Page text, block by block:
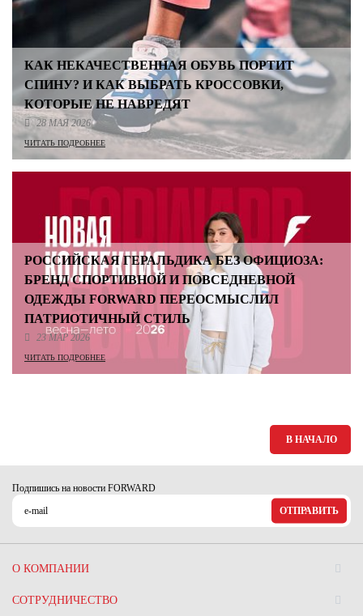
КАК НЕКАЧЕСТВЕННАЯ ОБУВЬ ПОРТИТ
СПИНУ? И КАК ВЫБРАТЬ КРОССОВКИ,
КОТОРЫЕ НЕ НАВРЕДЯТ
28 МАЯ 2026
ЧИТАТЬ ПОДРОБНЕЕ
РОССИЙСКАЯ ГЕРАЛЬДИКА БЕЗ ОФИЦИОЗА:
БРЕНД СПОРТИВНОЙ И ПОВСЕДНЕВНОЙ
ОДЕЖДЫ FORWARD ПЕРЕОСМЫСЛИЛ
ПАТРИОТИЧНЫЙ СТИЛЬ
23 МАР 2026
ЧИТАТЬ ПОДРОБНЕЕ
В НАЧАЛО
Подпишись на новости FORWARD
ОТПРАВИТЬ
О КОМПАНИИ
СОТРУДНИЧЕСТВО